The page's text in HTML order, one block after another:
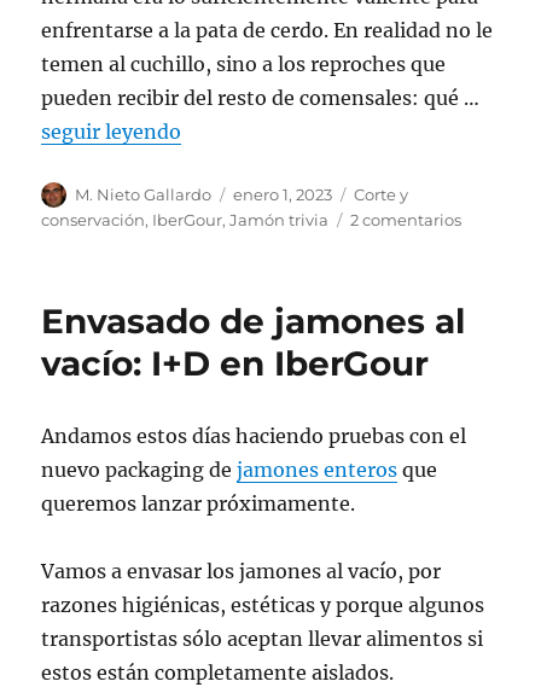
enfrentarse a la pata de cerdo. En realidad no le
temen al cuchillo, sino a los reproches que
pueden recibir del resto de comensales: qué …
seguir leyendo
Autor
M. Nieto Gallardo
Publicado
el
enero 1, 2023 Categorías
Corte y
conservación, IberGour,Jamón trivia 2 comentarios
pata
Envasado de jamones al
vacío: I+D en IberGour
Andamos estos días haciendo pruebas con el
nuevo packaging dejamones enteros que
queremos lanzar próximamente.
Vamos a envasar los jamones al vacío, por
razones higiénicas, estéticas y porque algunos
transportistas sólo aceptan llevar alimentos si
estos están completamente aislados.